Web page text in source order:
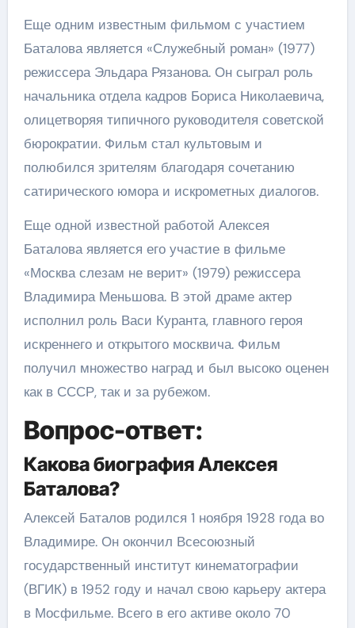
Еще одним известным фильмом с участием
Баталова является «Служебный роман» (1977)
режиссера Эльдара Рязанова. Он сыграл роль
начальника отдела кадров Бориса Николаевича,
олицетворяя типичного руководителя советской
бюрократии. Фильм стал культовым и
полюбился зрителям благодаря сочетанию
сатирического юмора и искрометных диалогов.
Еще одной известной работой Алексея
Баталова является его участие в фильме
«Москва слезам не верит» (1979) режиссера
Владимира Меньшова. В этой драме актер
исполнил роль Васи Куранта, главного героя
искреннего и открытого москвича. Фильм
получил множество наград и был высоко оценен
как в СССР, так и за рубежом.
Вопрос-ответ:
Какова биография Алексея
Баталова?
Алексей Баталов родился 1 ноября 1928 года во
Владимире. Он окончил Всесоюзный
государственный институт кинематографии
(ВГИК) в 1952 году и начал свою карьеру актера
в Мосфильме. Всего в его активе около 70